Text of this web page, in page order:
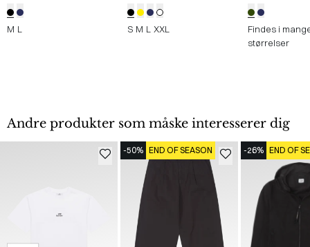
M L S M L XXL
Findes i
størrelser
Andre produkter som måske interesserer dig
-50% END OF SEASON -26% END OF